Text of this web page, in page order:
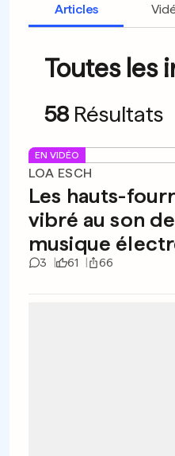
Articles
Toutes les
58 Résultats
EN VIDÉO
LOA ESCH
Les hauts-
vibré au son
musique
3 61 66